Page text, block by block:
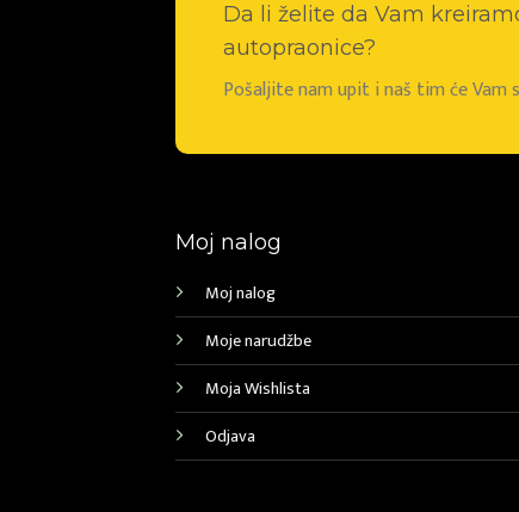
Da li želite da Vam
autopraonice?
Pošaljite nam upit i naš tim će Vam
Moj nalog
Moj nalog
Moje narudžbe
Moja Wishlista
Odjava